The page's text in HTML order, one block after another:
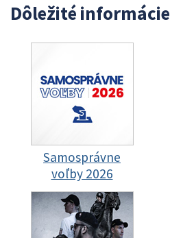
Dôležité informácie
Samosprávne
voľby 2026